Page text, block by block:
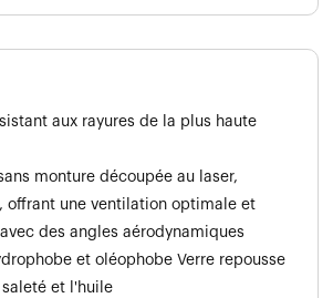
aux rayures de la plus haute
monture découpée au laser,
offrant une ventilation optimale et
des angles aérodynamiques
et oléophobe Verre repousse
saleté et l'huile